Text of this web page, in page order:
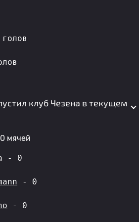
клуб Чезена в текущем
мячей
- 0
- 0
- 0